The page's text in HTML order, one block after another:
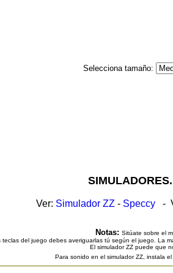
Selecciona tamaño:
Ver: Simulador ZZ - Speccy -
Notas: Sitúate sobre el
teclas del juego debes averiguarlas tú según el juego. La
El simulador ZZ puede que
Para sonido en el simulador ZZ, instala